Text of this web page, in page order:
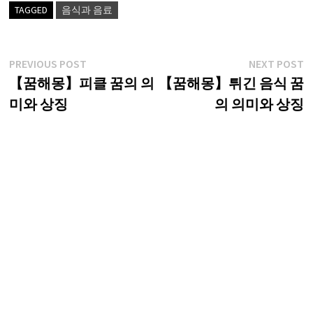
TAGGED 음식과 음료
글
탐
색
PREVIOUS POSTPrevious
post:
【꿈해몽】피클 꿈의 의
미와 상징
NEXT POST
【꿈해몽】튀긴 음식 꿈
의 의미와 상징